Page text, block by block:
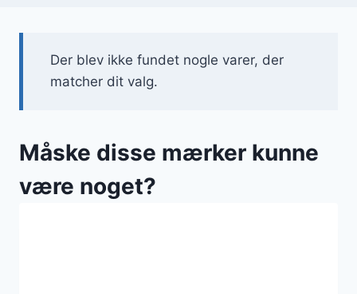
Der blev ikke fundet nogle varer, der
matcher dit valg.
Måske disse mærker kunne
være noget?